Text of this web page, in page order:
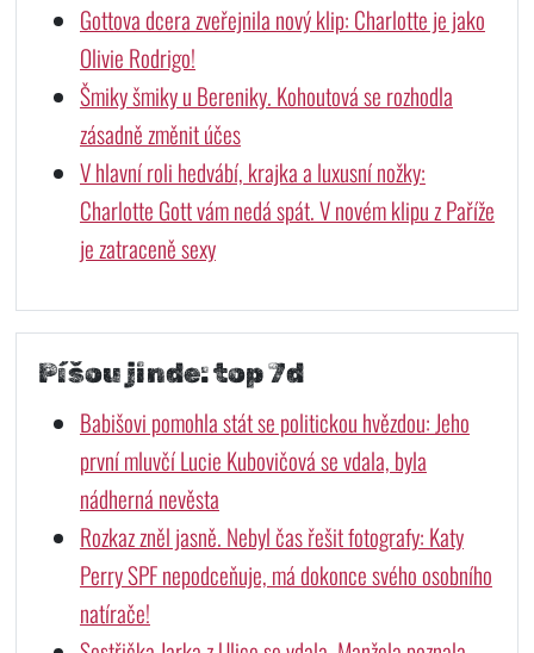
Gottova dcera zveřejnila nový klip: Charlotte je jako
Olivie Rodrigo!
Šmiky šmiky u Bereniky. Kohoutová se rozhodla
zásadně změnit účes
V hlavní roli hedvábí, krajka a luxusní nožky:
Charlotte Gott vám nedá spát. V novém klipu z Paříže
je zatraceně sexy
Píšou jinde: top 7d
Babišovi pomohla stát se politickou hvězdou: Jeho
první mluvčí Lucie Kubovičová se vdala, byla
nádherná nevěsta
Rozkaz zněl jasně. Nebyl čas řešit fotografy: Katy
Perry SPF nepodceňuje, má dokonce svého osobního
natírače!